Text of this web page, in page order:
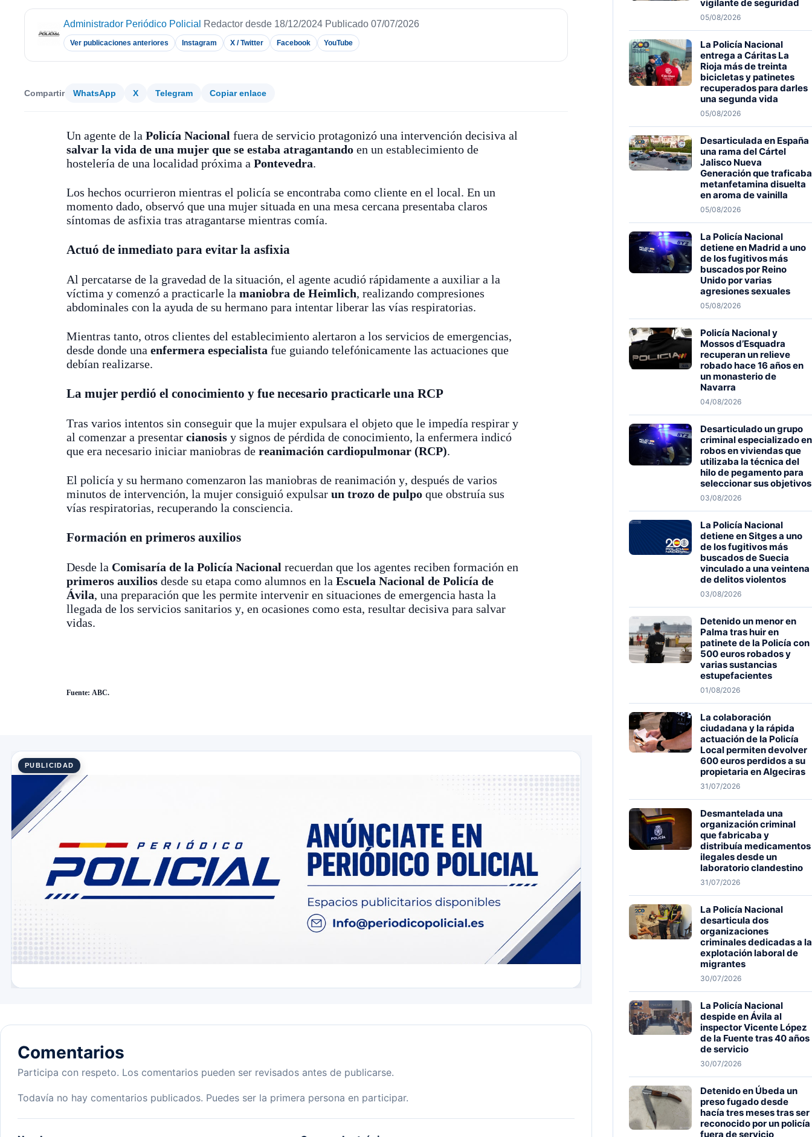
Administrador Periódico Policial Redactor desde 18/12/2024 Publicado 07/07/2026
Ver publicaciones anteriores Instagram X / Twitter Facebook YouTube
Compartir WhatsApp X Telegram Copiar enlace
Un agente de la Policía Nacional fuera de servicio protagonizó una intervención decisiva al
salvar la vida de una mujer que se estaba atragantando en un establecimiento de
hostelería de una localidad próxima a Pontevedra.
Los hechos ocurrieron mientras el policía se encontraba como cliente en el local. En un
momento dado, observó que una mujer situada en una mesa cercana presentaba claros
síntomas de asfixia tras atragantarse mientras comía.
Actuó de inmediato para evitar la asfixia
Al percatarse de la gravedad de la situación, el agente acudió rápidamente a auxiliar a la
víctima y comenzó a practicarle la maniobra de Heimlich, realizando compresiones
abdominales con la ayuda de su hermano para intentar liberar las vías respiratorias.
Mientras tanto, otros clientes del establecimiento alertaron a los servicios de emergencias,
desde donde una enfermera especialista fue guiando telefónicamente las actuaciones que
debían realizarse.
La mujer perdió el conocimiento y fue necesario practicarle una RCP
Tras varios intentos sin conseguir que la mujer expulsara el objeto que le impedía respirar y
al comenzar a presentar cianosis y signos de pérdida de conocimiento, la enfermera indicó
que era necesario iniciar maniobras de reanimación cardiopulmonar (RCP).
El policía y su hermano comenzaron las maniobras de reanimación y, después de varios
minutos de intervención, la mujer consiguió expulsar un trozo de pulpo que obstruía sus
vías respiratorias, recuperando la consciencia.
Formación en primeros auxilios
Desde la Comisaría de la Policía Nacional recuerdan que los agentes reciben formación en
primeros auxilios desde su etapa como alumnos en la Escuela Nacional de Policía de
Ávila, una preparación que les permite intervenir en situaciones de emergencia hasta la
llegada de los servicios sanitarios y, en ocasiones como esta, resultar decisiva para salvar
vidas.
Fuente: ABC.
PUBLICIDAD
Comentarios
Participa con respeto. Los comentarios pueden ser revisados antes de publicarse.
Todavía no hay comentarios publicados. Puedes ser la primera persona en participar.
vigilante de seguridad
05/08/2026
La Policía Nacional
entrega a Cáritas La
Rioja más de treinta
bicicletas y patinetes
recuperados para darles
una segunda vida
05/08/2026
Desarticulada en España
una rama del Cártel
Jalisco Nueva
Generación que traficaba
metanfetamina disuelta
en aroma de vainilla
05/08/2026
La Policía Nacional
detiene en Madrid a uno
de los fugitivos más
buscados por Reino
Unido por varias
agresiones sexuales
05/08/2026
Policía Nacional y
Mossos d’Esquadra
recuperan un relieve
robado hace 16 años en
un monasterio de
Navarra
04/08/2026
Desarticulado un grupo
criminal especializado en
robos en viviendas que
utilizaba la técnica del
hilo de pegamento para
seleccionar sus objetivos
03/08/2026
La Policía Nacional
detiene en Sitges a uno
de los fugitivos más
buscados de Suecia
vinculado a una veintena
de delitos violentos
03/08/2026
Detenido un menor en
Palma tras huir en
patinete de la Policía con
500 euros robados y
varias sustancias
estupefacientes
01/08/2026
La colaboración
ciudadana y la rápida
actuación de la Policía
Local permiten devolver
600 euros perdidos a su
propietaria en Algeciras
31/07/2026
Desmantelada una
organización criminal
que fabricaba y
distribuía medicamentos
ilegales desde un
laboratorio clandestino
31/07/2026
La Policía Nacional
desarticula dos
organizaciones
criminales dedicadas a la
explotación laboral de
migrantes
30/07/2026
La Policía Nacional
despide en Ávila al
inspector Vicente López
de la Fuente tras 40 años
de servicio
30/07/2026
Detenido en Úbeda un
preso fugado desde
hacía tres meses tras ser
reconocido por un policía
fuera de servicio